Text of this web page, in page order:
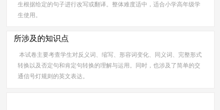
生根据给定的句子进行改写或翻译。整体难度适中，适合小学高年级学
生使用。
所涉及的知识点
本试卷主要考查学生对反义词、缩写、形容词变化、同义词、完整形式
转换以及否定句和肯定句转换的理解与运用。同时，也涉及了简单的交
通信号灯规则的英文表达。